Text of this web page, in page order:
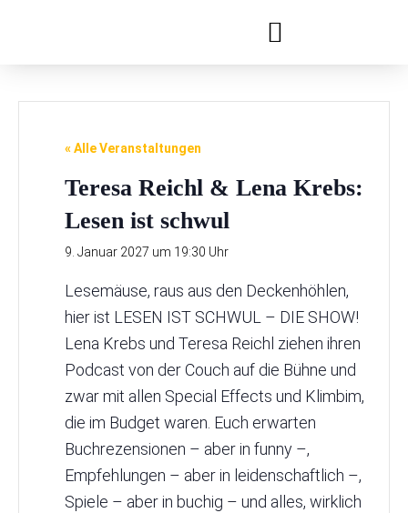
« Alle Veranstaltungen
Teresa Reichl & Lena Krebs:
Lesen ist schwul
9. Januar 2027 um 19:30 Uhr
Lesemäuse, raus aus den Deckenhöhlen,
hier ist LESEN IST SCHWUL – DIE SHOW!
Lena Krebs und Teresa Reichl ziehen ihren
Podcast von der Couch auf die Bühne und
zwar mit allen Special Effects und Klimbim,
die im Budget waren. Euch erwarten
Buchrezensionen – aber in funny –,
Empfehlungen – aber in leidenschaftlich –,
Spiele – aber in buchig – und alles, wirklich